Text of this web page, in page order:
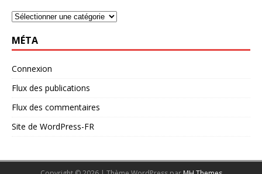
MÉTA
Connexion
Flux des publications
Flux des commentaires
Site de WordPress-FR